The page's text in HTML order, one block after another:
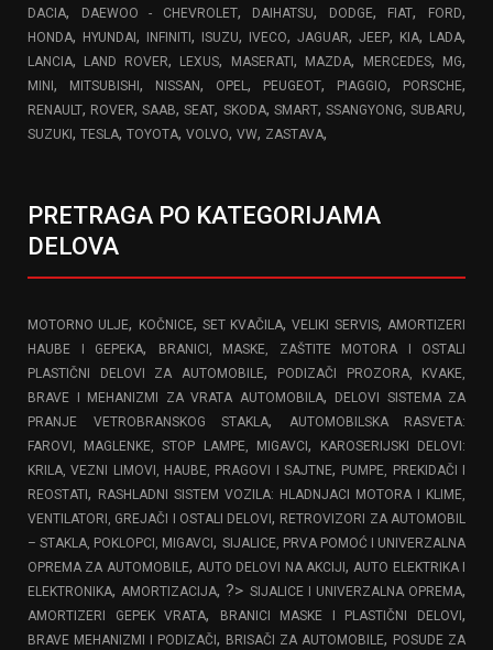
DACIA, DAEWOO - CHEVROLET, DAIHATSU, DODGE, FIAT, FORD,
HONDA, HYUNDAI, INFINITI, ISUZU, IVECO, JAGUAR, JEEP, KIA, LADA,
LANCIA, LAND ROVER, LEXUS, MASERATI, MAZDA, MERCEDES, MG,
MINI, MITSUBISHI, NISSAN, OPEL, PEUGEOT, PIAGGIO, PORSCHE,
RENAULT, ROVER,SAAB,SEAT, SKODA, SMART, SSANGYONG,SUBARU,
SUZUKI, TESLA, TOYOTA, VOLVO, VW, ZASTAVA,
PRETRAGA PO KATEGORIJAMA
DELOVA
MOTORNO ULJE, KOČNICE, SET KVAČILA,VELIKI SERVIS,AMORTIZERI
HAUBE I GEPEKA,
BRANICI, MASKE, ZAŠTITE MOTORA I OSTALI
PLASTIČNI DELOVI ZA AUTOMOBILE,
PODIZAČI PROZORA, KVAKE,
BRAVE I MEHANIZMI ZA VRATA AUTOMOBILA,
DELOVI SISTEMA ZA
PRANJE VETROBRANSKOG STAKLA,
AUTOMOBILSKA RASVETA:
FAROVI, MAGLENKE, STOP LAMPE, MIGAVCI,
KAROSERIJSKI DELOVI:
KRILA, VEZNI LIMOVI, HAUBE, PRAGOVI I SAJTNE, PUMPE, PREKIDAČI I
REOSTATI, RASHLADNI SISTEM VOZILA: HLADNJACI MOTORA I KLIME,
VENTILATORI, GREJAČI I OSTALI DELOVI, RETROVIZORI ZA AUTOMOBIL
– STAKLA, POKLOPCI, MIGAVCI, SIJALICE, PRVA POMOĆ I UNIVERZALNA
OPREMA ZA AUTOMOBILE,AUTO DELOVI NA AKCIJI,AUTO ELEKTRIKA I
ELEKTRONIKA,AMORTIZACIJA, ?> SIJALICE I UNIVERZALNA OPREMA,
AMORTIZERI GEPEK VRATA, BRANICI MASKE I PLASTIČNI DELOVI,
BRAVE MEHANIZMI I PODIZAČI, BRISAČI ZA AUTOMOBILE, POSUDE ZA